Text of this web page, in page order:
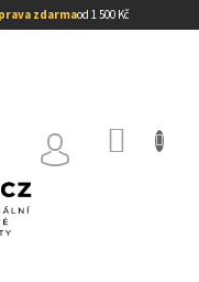
zdarmaod 1 500 Kč